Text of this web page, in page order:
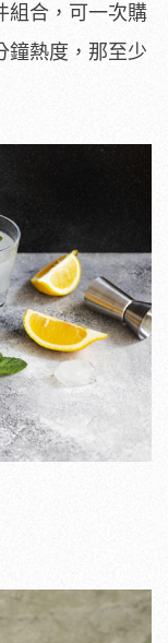
組合，可一次購
鐘熱度，那至少